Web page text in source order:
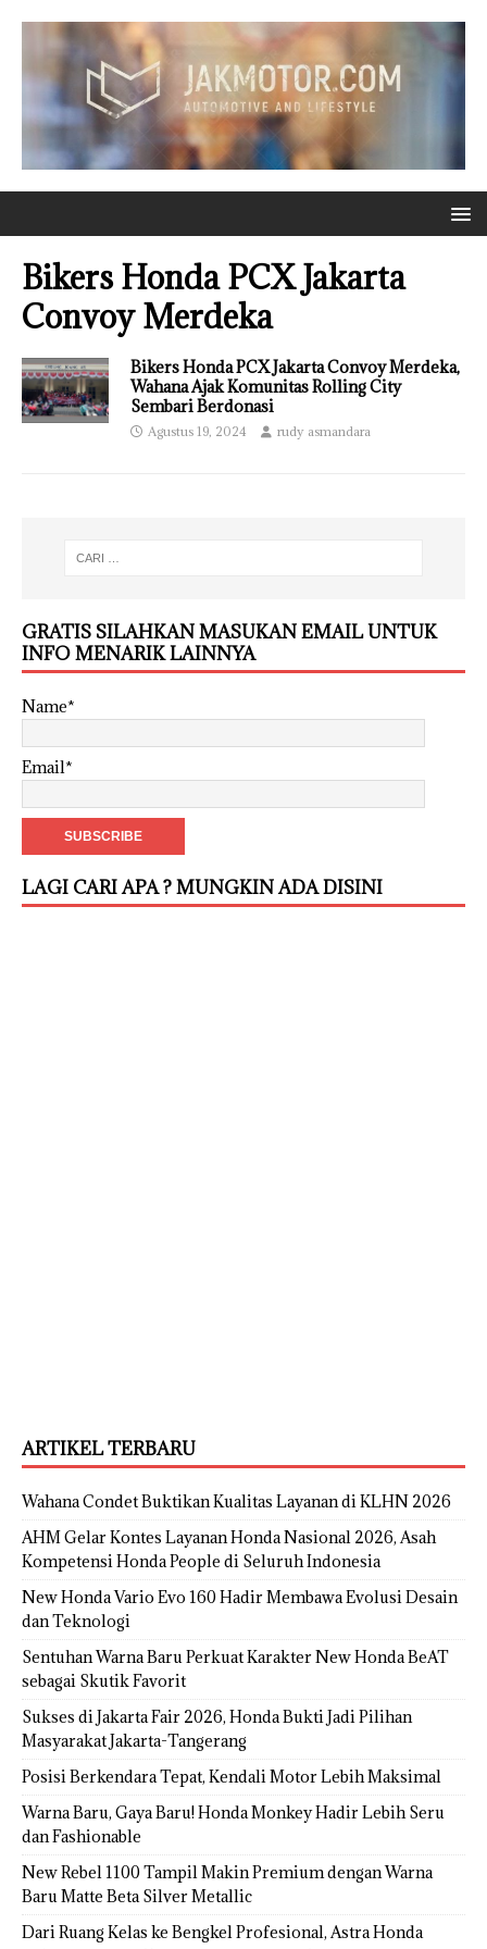
Bikers Honda PCX Jakarta
Convoy Merdeka
Bikers Honda PCX Jakarta Convoy Merdeka,
Wahana Ajak Komunitas Rolling City
Sembari Berdonasi
Agustus 19, 2024 rudy asmandara
GRATIS SILAHKAN MASUKAN EMAIL UNTUK
INFO MENARIK LAINNYA
Name*
Email*
LAGI CARI APA ? MUNGKIN ADA DISINI
ARTIKEL TERBARU
Wahana Condet Buktikan Kualitas Layanan di KLHN 2026
AHM Gelar Kontes Layanan Honda Nasional 2026, Asah
Kompetensi Honda People di Seluruh Indonesia
New Honda Vario Evo 160 Hadir Membawa Evolusi Desain
dan Teknologi
Sentuhan Warna Baru Perkuat Karakter New Honda BeAT
sebagai Skutik Favorit
Sukses di Jakarta Fair 2026, Honda Bukti Jadi Pilihan
Masyarakat Jakarta-Tangerang
Posisi Berkendara Tepat, Kendali Motor Lebih Maksimal
Warna Baru, Gaya Baru! Honda Monkey Hadir Lebih Seru
dan Fashionable
New Rebel 1100 Tampil Makin Premium dengan Warna
Baru Matte Beta Silver Metallic
Dari Ruang Kelas ke Bengkel Profesional, Astra Honda